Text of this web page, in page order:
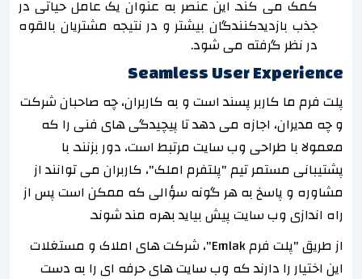
کمک می کند. این عنصر به عنوان یک عامل حیاتی در
جذب بازدیدکنندگان بیشتر و در نتیجه مشتریان بالقوه
در نظر گرفته می شود.
Seamless User Experience
پلت فرم ما کاربر پسند است و به کاربران، چه صاحبان شرکت
و چه مدیران، اجازه می دهد تا پیچیدگی های فنی را که
معمولا با طراحی وب سایت مرتبط است، دور بزنند. با
پشتیبانی مستمر تیم "پلتفرم املک"، کاربران می توانند از
مشاوره و پاسخ به هر گونه سؤالی که ممکن است پس از
راه اندازی وب سایت پیش بیاید بهره مند شوند.
از طریق "پلت فرم Emlak"، شرکت های املاک و مستغلات
این اختیار را دارند که وب سایت های حرفه ای را به دست